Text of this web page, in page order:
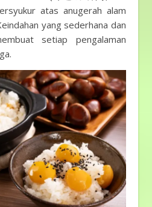
atas anugerah alam
yang sederhana dan
setiap pengalaman